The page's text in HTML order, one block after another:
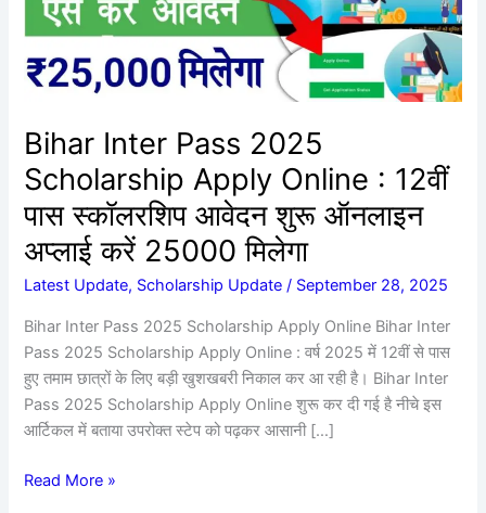
Bihar Inter Pass 2025
Scholarship Apply Online : 12वीं
पास स्कॉलरशिप आवेदन शुरू ऑनलाइन
अप्लाई करें 25000 मिलेगा
Latest Update, Scholarship Update / September 28, 2025
Bihar Inter Pass 2025 Scholarship Apply Online Bihar Inter
Pass 2025 Scholarship Apply Online : वर्ष 2025 में 12वीं से पास
हुए तमाम छात्रों के लिए बड़ी खुशखबरी निकाल कर आ रही है। Bihar Inter
Pass 2025 Scholarship Apply Online शुरू कर दी गई है नीचे इस
आर्टिकल में बताया उपरोक्त स्टेप को पढ़कर आसानी […]
Online
12वीं
स्कॉलरशिप
आवेदन
शुरू
ऑनलाइन
अप्लाई
करें
25000
Read More »